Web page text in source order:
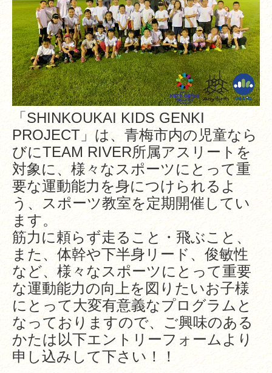
お問い合わせフォーム
各サービス申込みフォーム
見学お申込みフォーム
最新ニュース
トピックス
活動内容
活動報告
法人のご案内
ボランティア
ボランティア参加フォーム
社会貢献事業
採用情報
採用担当者からの挨拶
先輩社員の一日の流れ
「 SHINKOUKAI KIDS GENKI
PROJECT 」は、青梅市内の児童なら
びにTEAM RIVER所属アスリートを
対象に、様々なスポーツにとって重
要な運動能力を身につけられるよ
う、スポーツ教室を定期開催してい
ます。
筋力に頼らず走ること・飛ぶこと、
また、体幹や下半身リード、俊敏性
など、様々なスポーツにとって重要
な運動能力の向上を図りたいお子様
にとって大変有意義なプログラムと
なっておりますので、ご興味のある
かたは以下エントリーフォームより
申し込みして下さい！！